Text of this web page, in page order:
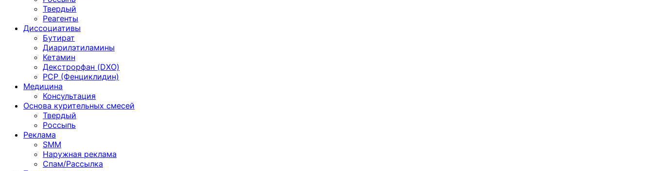
Твердый
Реагенты
Диссоциативы
Бутират
Диарилэтиламины
Кетамин
Декстрорфан (DXO)
PCP (Фенциклидин)
Медицина
Консультация
Основа курительных смесей
Твердый
Россыпь
Реклама
SMM
Наружная реклама
Спам/Рассылка